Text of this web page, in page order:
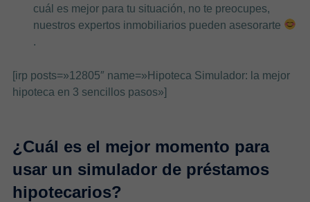
cuál es mejor para tu situación, no te preocupes,
nuestros expertos inmobiliarios pueden asesorarte
.
[irp posts=»12805″ name=»Hipoteca Simulador: la mejor
hipoteca en 3 sencillos pasos»]
¿Cuál es el mejor momento para
usar un simulador de préstamos
hipotecarios?